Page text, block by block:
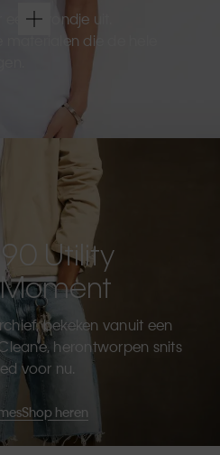
avondje uit.
materialen die de hele
Utility
bekeken vanuit een
herontworpen snits
voor nu.
Shop heren